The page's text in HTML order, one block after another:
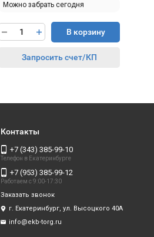
Можно забрать сегодня
В корзину
Запросить счет/КП
Контакты
+7 (343) 385-99-10
Телефон в Екатеринбурге
+7 (953) 385-99-12
Работаем с 9:00-17:30
Заказать звонок
г. Екатеринбург, ул. Высоцкого 40А
info@ekb-torg.ru